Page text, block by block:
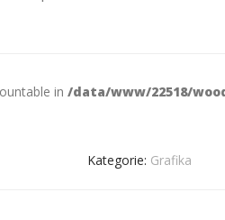
in /data/www/22518/
Kategorie: Grafika